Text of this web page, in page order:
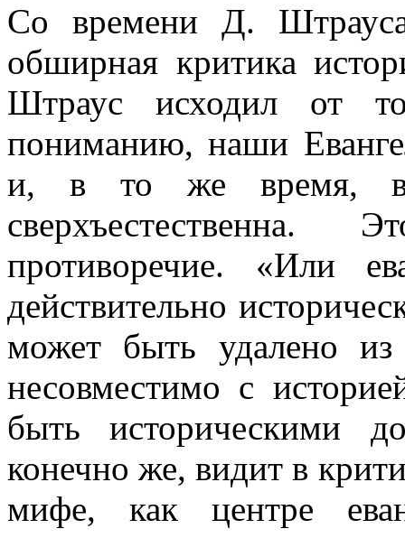
Со времени Д. Штрауса
обширная критика
Штраус исходил от
пониманию, наши
и, в то же время,
противоречие. «Или
действительно
может быть удалено
несовместимо с
быть историческими
конечно же, видит в
мифе, как центре